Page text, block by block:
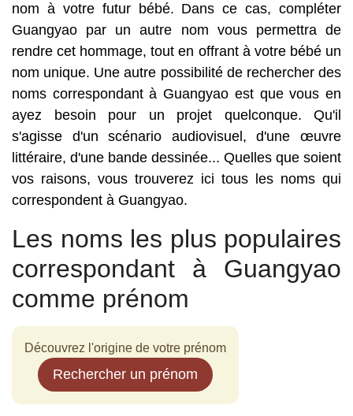
nom à votre futur bébé. Dans ce cas, compléter
Guangyao par un autre nom vous permettra de
rendre cet hommage, tout en offrant à votre bébé un
nom unique. Une autre possibilité de rechercher des
noms correspondant à Guangyao est que vous en
ayez besoin pour un projet quelconque. Qu'il
s'agisse d'un scénario audiovisuel, d'une œuvre
littéraire, d'une bande dessinée... Quelles que soient
vos raisons, vous trouverez ici tous les noms qui
correspondent à Guangyao.
Les noms les plus populaires
correspondant à Guangyao
comme prénom
Découvrez l'origine de votre prénom
Rechercher un prénom